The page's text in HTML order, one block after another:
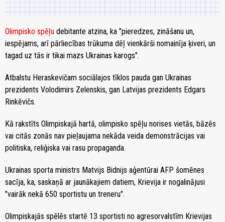
Olimpisko spēļu debitante atzina, ka "pieredzes, zināšanu un,
iespējams, arī pārliecības trūkuma dēļ vienkārši nomainīja ķiveri, un
tagad uz tās ir tikai mazs Ukrainas karogs".
Atbalstu Heraskevičam sociālajos tīklos pauda gan Ukrainas
prezidents Volodimirs Zelenskis, gan Latvijas prezidents Edgars
Rinkēvičs.
Kā rakstīts Olimpiskajā hartā, olimpisko spēļu norises vietās, bāzēs
vai citās zonās nav pieļaujama nekāda veida demonstrācijas vai
politiska, reliģiska vai rasu propaganda.
Ukrainas sporta ministrs Matvijs Bidnijs aģentūrai AFP šomēnes
sacīja, ka, saskaņā ar jaunākajiem datiem, Krievija ir nogalinājusi
"vairāk nekā 650 sportistu un treneru".
Olimpiskajās spēlēs startē 13 sportisti no agresorvalstīm Krievijas